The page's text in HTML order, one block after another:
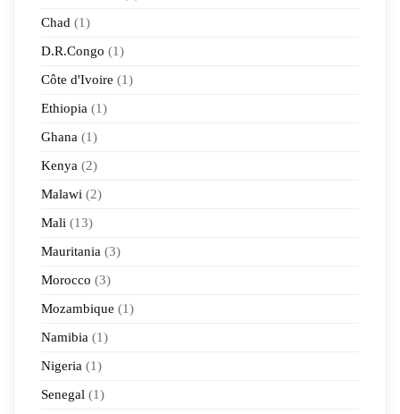
Chad (1)
D.R.Congo (1)
Côte d'Ivoire (1)
Ethiopia (1)
Ghana (1)
Kenya (2)
Malawi (2)
Mali (13)
Mauritania (3)
Morocco (3)
Mozambique (1)
Namibia (1)
Nigeria (1)
Senegal (1)